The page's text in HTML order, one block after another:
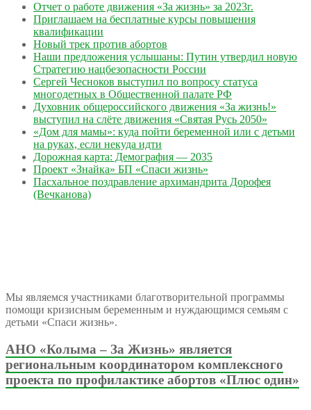
Отчет о работе движения «За жизнь» за 2023г.
Приглашаем на бесплатные курсы повышения
квалификации
Новый трек против абортов
Наши предложения услышаны: Путин утвердил новую
Стратегию нацбезопасности России
Сергей Чесноков выступил по вопросу статуса
многодетных в Общественной палате РФ
Духовник общероссийского движения «За жизнь!»
выступил на слёте движения «Святая Русь 2050»
«Дом для мамы»: куда пойти беременной или с детьми
на руках, если некуда идти
Дорожная карта: Демография — 2035
Проект «Знайка» БП «Спаси жизнь»
Пасхальное поздравление архимандрита Дорофея
(Вечканова)
Мы являемся участниками благотворительной программы
помощи кризисным беременным и нуждающимся семьям с
детьми «Спаси жизнь».
АНО «Колыма – За Жизнь» является
региональным координатором комплексного
проекта по профилактике абортов «Плюс один»